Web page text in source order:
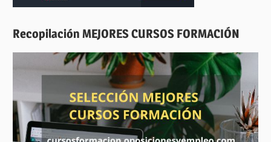
Recopilación MEJORES CURSOS FORMACIÓN